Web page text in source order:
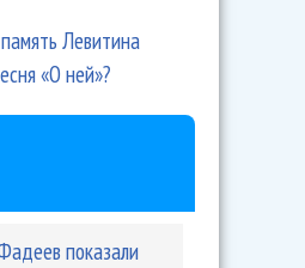
Левитина
«О ней»?
показали